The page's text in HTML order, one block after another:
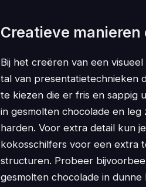
Creatieve
Bij het creëren van een
tal van presentatietechnieken
te kiezen die er fris en sappig
in gesmolten chocolade en
harden. Voor extra detail kun
kokosschilfers voor een extra
structuren. Probeer
gesmolten chocolade in